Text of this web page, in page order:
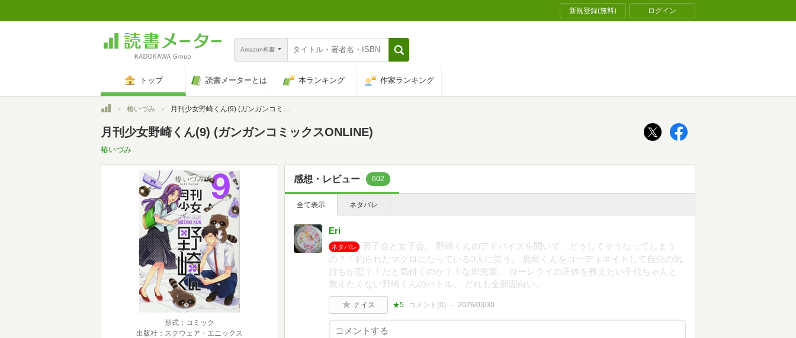
新規登録(無料) ログイン
Amazon和書
トップ 読書メーターとは 本ランキング 作家ランキング
トップ椿いづみ 月刊少女野崎くん(9) (ガンガンコミックスONLINE)
月刊少女野崎くん(9) (ガンガンコミックスONLINE)
椿いづみ
形式：コミック
出版社：スクウェア・エニックス
感想・レビュー 602
全て表示 ネタバレ
Eri
ネタバレ
男子会と女子会。 野崎くんのアドバイスを聞いて、どうしてそうなってしまう
の？！釣られたマグロになっている3人に笑う。 鹿島くんをコーディネイトして自分の気
持ちが恋？！だと気付くのか？！な堀先輩。 ローレライの正体を教えたい千代ちゃんと
教えたくない野崎くんのバトル。 どれも全部面白い。
ナイス ★5 コメント(0) 2026/03/30